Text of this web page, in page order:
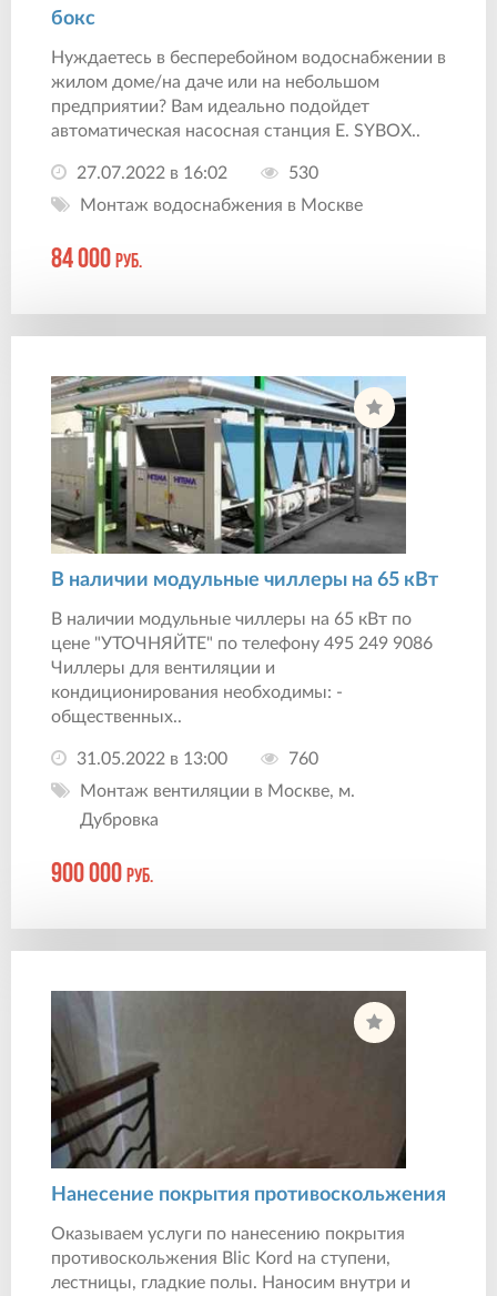
бокс
Нуждаетесь в бесперебойном водоснабжении в
жилом доме/на даче или на небольшом
предприятии? Вам идеально подойдет
автоматическая насосная станция E. SYBOX..
27.07.2022 в 16:02
530
Монтаж водоснабжения в Москве
84 000 руб.
В наличии модульные чиллеры на 65 кВт
В наличии модульные чиллеры на 65 кВт по
цене "УТОЧНЯЙТЕ" по телефону 495 249 9086
Чиллеры для вентиляции и
кондиционирования необходимы: -
общественных..
31.05.2022 в 13:00
760
Монтаж вентиляции в Москве, м.
Дубровка
900 000 руб.
Нанесение покрытия противоскольжения
Оказываем услуги по нанесению покрытия
противоскольжения Blic Kord на ступени,
лестницы, гладкие полы. Наносим внутри и